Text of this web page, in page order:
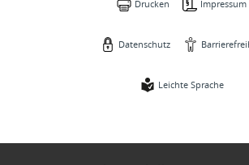
Drucken Impressum
Datenschutz
Leichte Sprache